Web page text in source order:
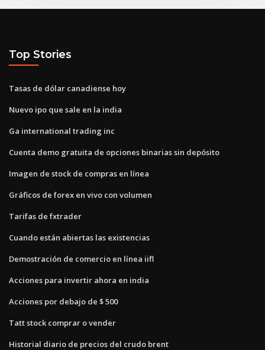
Top Stories
Tasas de dólar canadiense hoy
Nuevo ipo que sale en la india
Ga international trading inc
Cuenta demo gratuita de opciones binarias sin depósito
Imagen de stock de compras en línea
Gráficos de forex en vivo con volumen
Tarifas de fxtrader
Cuando están abiertas las existencias
Demostración de comercio en línea iifl
Acciones para invertir ahora en india
Acciones por debajo de $ 500
Tatt stock comprar o vender
Historial diario de precios del crudo brent